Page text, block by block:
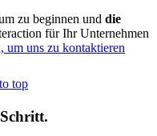
zu beginnen und die
für Ihr Unternehmen
um uns zu kontaktieren
top